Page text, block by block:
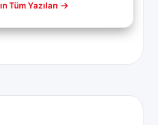
Tüm Yazıları